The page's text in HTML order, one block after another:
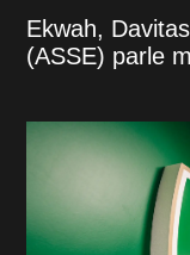
Ekwah,
(ASSE) parle